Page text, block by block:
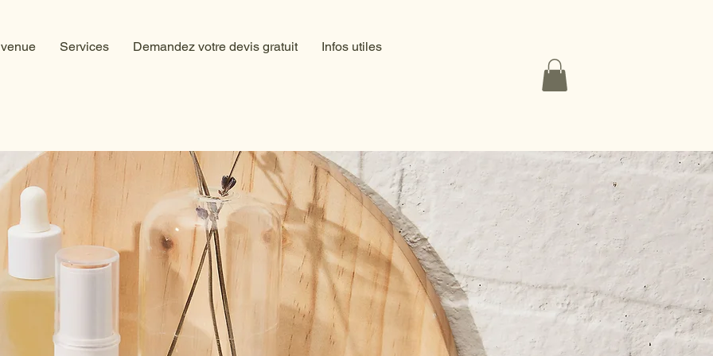
Services Demandez votre devis gratuit Infos utiles